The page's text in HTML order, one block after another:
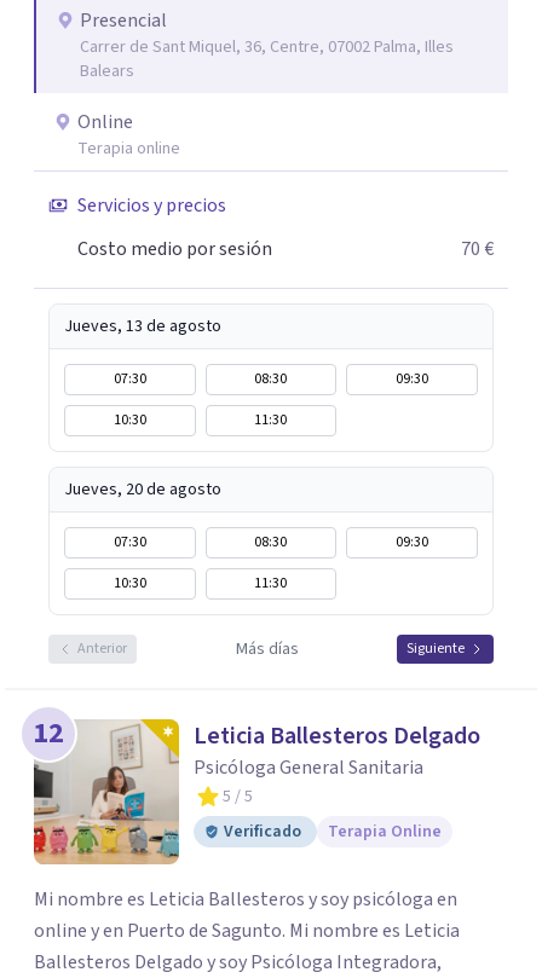
conozco de primera mano tras haber vivido fuera de
España durante años. Además, soy madre, lo que me ha
dado una sensibilidad especial para comprender las
exigencias emocionales de la vida cotidiana y la necesidad
de cuidarse sin culpa. En sesión encontrarás un espacio
seguro donde sentirte escuchado/a, comprendido/a y
acompañado/a, a tu ritmo, con herramientas prácticas
que te ayuden a generar cambios reales y sostenibles en
Presencial
Carrer de Sant Miquel, 36, Centre, 07002 Palma, Illes
Balears
Online
Terapia online
Servicios y precios
Costo medio por sesión
70 €
Jueves, 13 de agosto
07:30 08:30
09:30
10:30
11:30
Jueves, 20 de agosto
07:30 08:30
09:30
10:30
11:30
Anterior Más días Siguiente
12 Leticia Ballesteros Delgado
Psicóloga General Sanitaria
5 / 5
Verificado
Terapia Online
Mi nombre es Leticia Ballesteros y soy psicóloga en
online y en Puerto de Sagunto. Mi nombre es Leticia
Ballesteros Delgado y soy Psicóloga Integradora,